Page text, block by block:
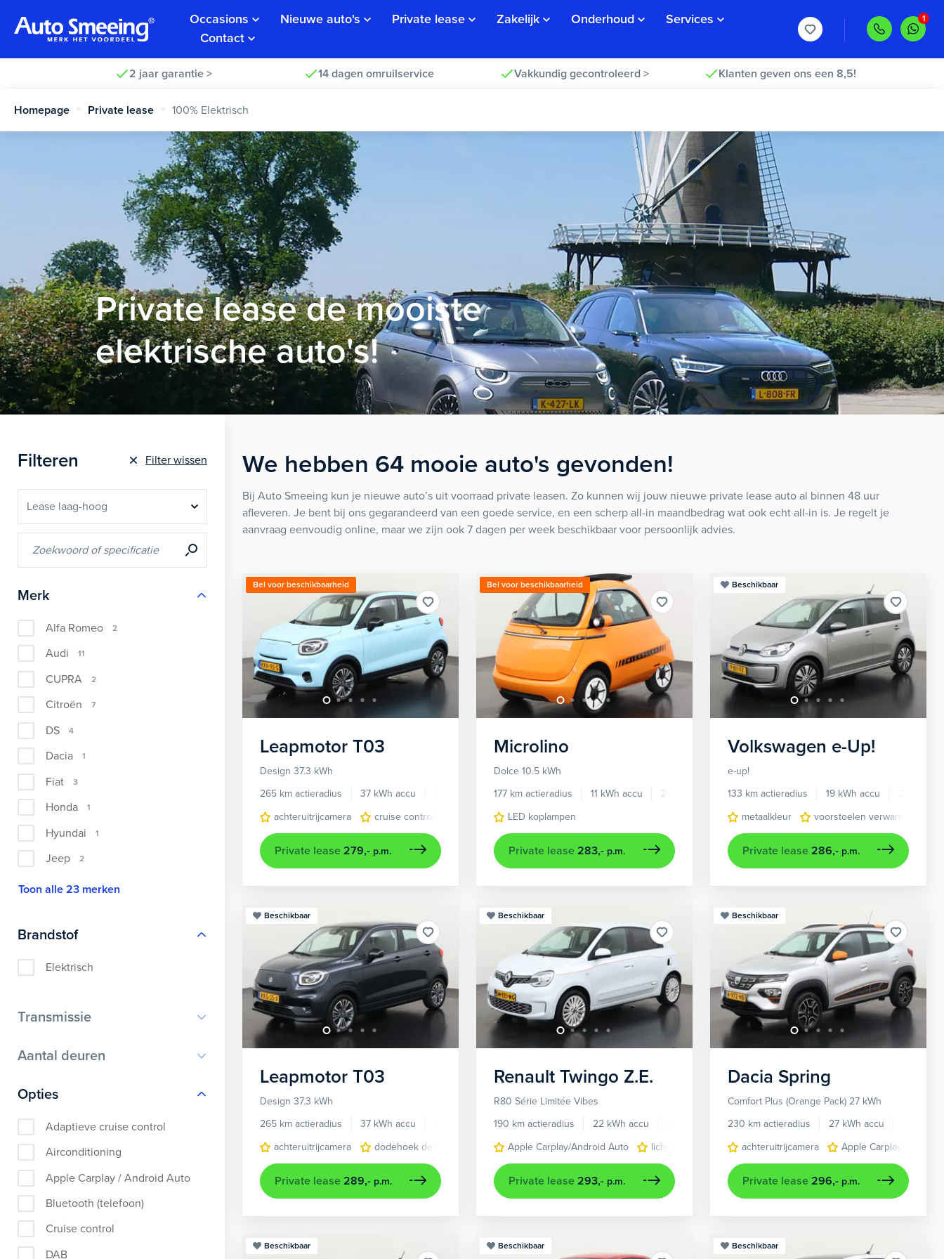
Occasions Nieuwe auto's Private lease Zakelijk Onderhoud
Services
Contact
2 jaar garantie > 14 dagen omruilservice Vakkundig gecontroleerd > Klanten geven ons een 8,5!
Homepage Private lease 100% Elektrisch
Private lease de mooiste
elektrische auto's!
Filteren Filter wissen
Merk
Alfa Romeo 2
Audi 11
CUPRA 2
Citroën 7
DS 4
Dacia 1
Fiat 3
Honda 1
Hyundai 1
Jeep 2
Toon alle 23 merken
Brandstof
Elektrisch
Transmissie
Automaat
Aantal deuren
Opties
Adaptieve cruise control
Airconditioning
Apple Carplay / Android Auto
Bluetooth (telefoon)
Cruise control
DAB
We hebben 64 mooie auto's gevonden!
Bij Auto Smeeing kun je nieuwe auto’s uit voorraad private leasen. Zo kunnen wij jouw nieuwe private lease auto al binnen 48 uur
afleveren. Je bent bij ons gegarandeerd van een goede service, en een scherp all-in maandbedrag wat ook echt all-in is. Je regelt je
aanvraag eenvoudig online, maar we zijn ook 7 dagen per week beschikbaar voor persoonlijk advies.
Bel voor beschikbaarheid
Leapmotor T03
Design 37.3 kWh
265 km actieradius
37 kWh accu
698 km
achteruitrijcamera
cruise control adaptief dodehoek detectie panoramadak volledig digitaal instrumentenpaneel
Private lease 279,- p.m.
Bel voor beschikbaarheid
Microlino
Dolce 10.5 kWh
177 km actieradius
11 kWh accu 2025
985 km
LED koplampen
Private lease 283,- p.m.
Beschikbaar
Volkswagen e-Up!
e-up!
133 km actieradius
19 kWh accu
metaalkleur
voorstoelen verwarmd
Private lease 286,- p.m.
Beschikbaar
Leapmotor T03
Design 37.3 kWh
265 km actieradius
37 kWh accu
25 km
achteruitrijcamera
dodehoek detectie lichtmetalen velgen 15" navigatie online panoramadak volledig digitaal instrumentenpaneel
Private lease 289,- p.m.
Beschikbaar
Renault Twingo Z.E.
R80 Série Limitée Vibes
190 km actieradius
22 kWh accu
16.799 km
Apple Carplay/Android Auto
lichtmetalen velgen 16" navigatiesysteem stof/
Private lease 293,- p.m.
Beschikbaar
Dacia Spring
Comfort Plus (Orange Pack) 27 kWh
230 km actieradius
27 kWh accu
achteruitrijcamera
Apple Carplay/Android
Private lease 296,- p.m.
Beschikbaar Beschikbaar Beschikbaar